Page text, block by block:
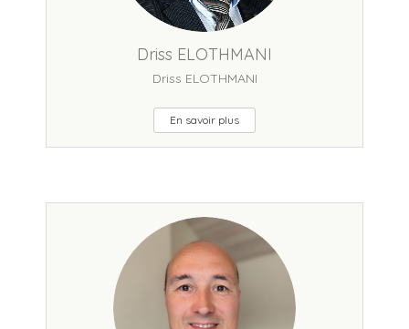
Driss ELOTHMANI
Driss ELOTHMANI
En savoir plus